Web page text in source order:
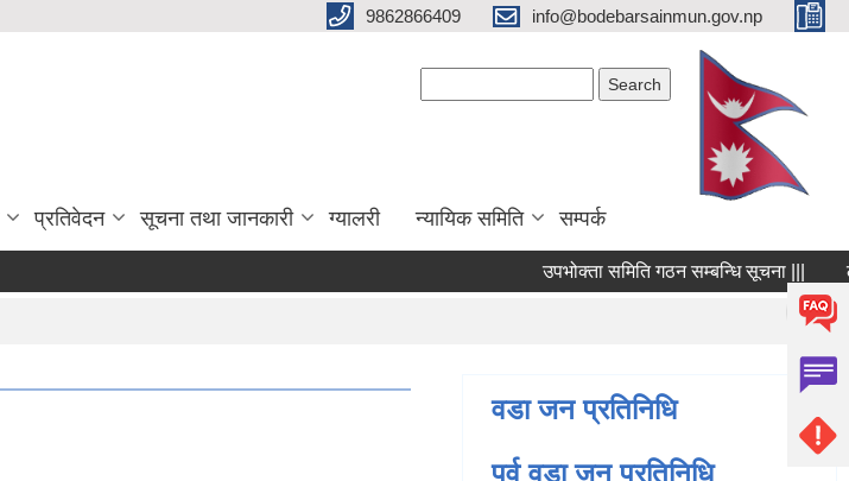
9862866409 info@bodebarsainmun.gov.np
प्रतिवेदन सूचना तथा जानकारी ग्यालरी न्यायिक समिति सम्पर्क
उपभोक्ता समिति गठन सम्बन्धि सूचना |||
« first
वडा जन प्रतिनिधि
पूर्व वडा जन प्रतिनिधि